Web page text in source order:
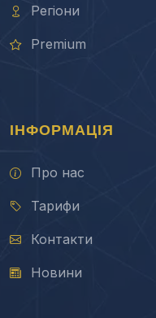
Регіони
Premium
ІНФОРМАЦІЯ
Про нас
Тарифи
Контакти
Новини